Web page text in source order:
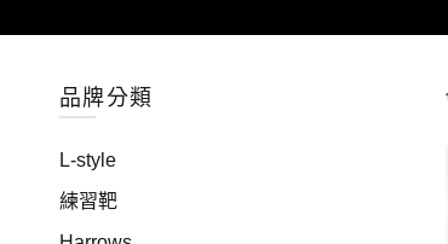
品牌分類
L-style
練習靶